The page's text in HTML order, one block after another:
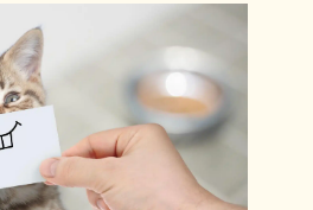
一跛一跛的，很有可能
成的，因此在接下來的
明狗狗關節炎症狀有哪
治療方針與日常關節保